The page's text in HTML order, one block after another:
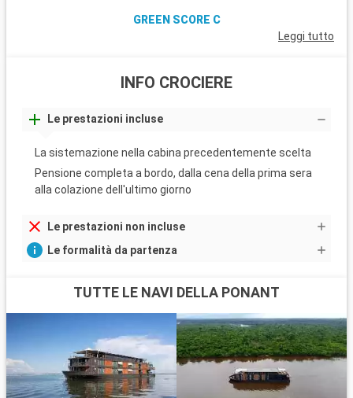
GREEN SCORE C
Leggi tutto
INFO CROCIERE
Le prestazioni incluse
La sistemazione nella cabina precedentemente scelta
Pensione completa a bordo, dalla cena della prima sera
alla colazione dell'ultimo giorno
Le prestazioni non incluse
Le formalità da partenza
TUTTE LE NAVI DELLA PONANT